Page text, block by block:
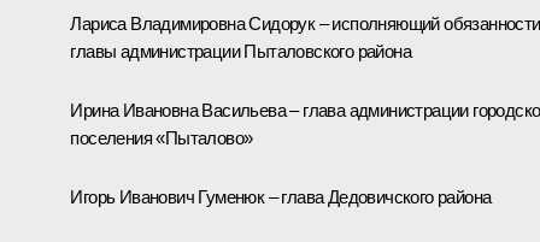
Лариса Владимировна Сидорук – исполняющий обязанности
главы администрации Пыталовского района
Ирина Ивановна Васильева – глава администрации
поселения «Пыталово»
Игорь Иванович Гуменюк – глава Дедовичского района